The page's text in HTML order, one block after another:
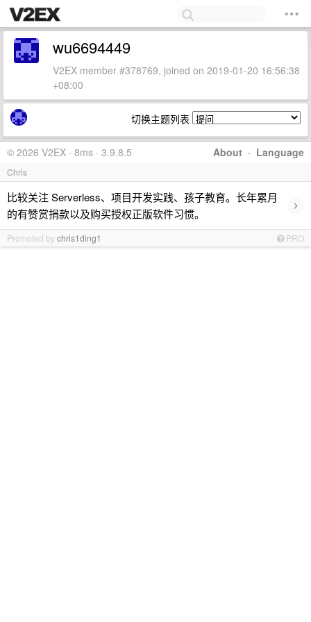
wu6694449
V2EX member #378769, joined on 2019-01-20 16:56:38
+08:00
切换主题列表
About · Language
© 2026 V2EX · 8ms · 3.9.8.5
Chris
比较关注 Serverless、项目开发实践、孩子教育。长年累月
的有赞赏捐款以及购买授权正版软件习惯。
›
Promoted bychris1ding1 PRO